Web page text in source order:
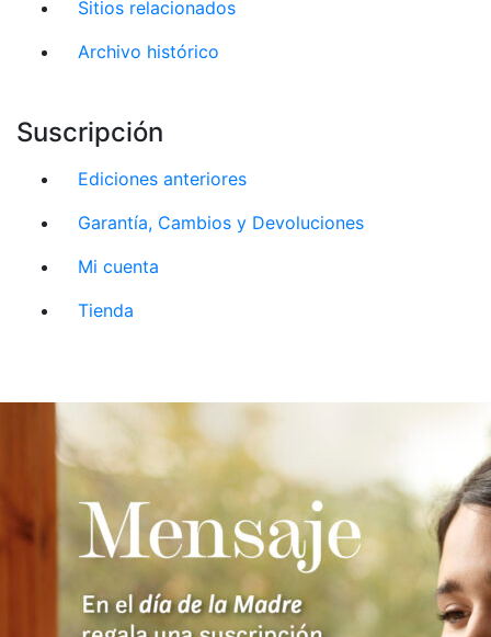
Sitios relacionados
Archivo histórico
Suscripción
Ediciones anteriores
Garantía, Cambios y Devoluciones
Mi cuenta
Tienda